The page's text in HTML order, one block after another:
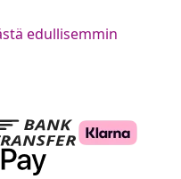
edullisemmin